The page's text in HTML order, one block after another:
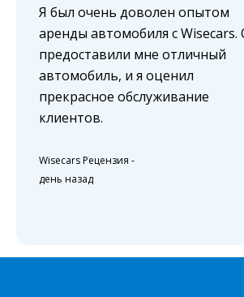
Я был очень доволен опытом
аренды автомобиля с Wisecars.
предоставили мне отличный
автомобиль, и я оценил
прекрасное обслуживание
клиентов.
Wisecars Рецензия -
день назад